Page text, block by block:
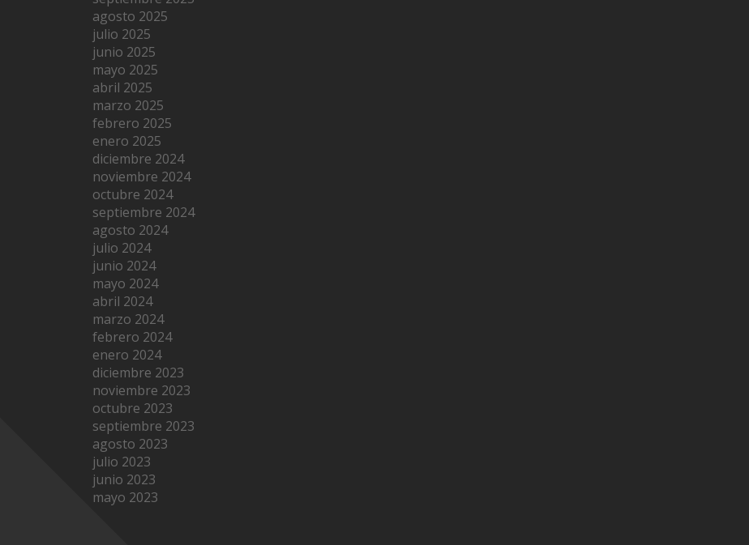
agosto 2025
julio 2025
junio 2025
mayo 2025
abril 2025
marzo 2025
febrero 2025
enero 2025
diciembre 2024
noviembre 2024
octubre 2024
septiembre 2024
agosto 2024
julio 2024
junio 2024
mayo 2024
abril 2024
marzo 2024
febrero 2024
enero 2024
diciembre 2023
noviembre 2023
octubre 2023
septiembre 2023
agosto 2023
julio 2023
junio 2023
mayo 2023